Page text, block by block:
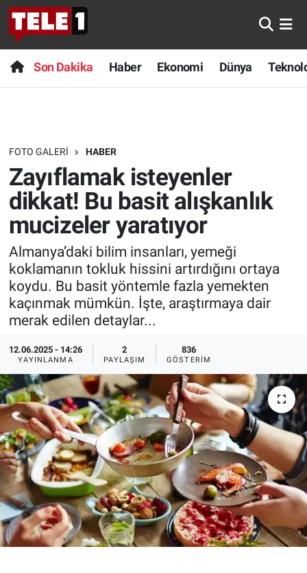
Son Dakika Haber Ekonomi Dünya
FOTO GALERI HABER
Zayıflamak isteyenler
dikkat! Bu basit alışkanlık
mucizeler yaratıyor
Almanya’daki bilim insanları, yemeği
koklamanın tokluk hissini artırdığını ortaya
koydu. Bu basit yöntemle fazla yemekten
kaçınmak mümkün. İşte, araştırmaya dair
merak edilen detaylar...
12.06.2025 - 14:26
YAYINLANMA
2
PAYLAŞIM
836
GÖSTERIM
Anında Manşet
Başka Sohbetler
Bilim turu
Bilim ve Teknoloji Evreni
Doğa Konuşuyor
Dünya
Ege Saati
Ege'den Esintiler
Eğlence
Ekonomi
Forum
Gerçeğin İzinde
Gün Başlıyor
Son Dakika
Haber
Dünya
Teknoloji
Sağlık
Spor
Yayın Akışı
Nöbetçi Eczaneler
Hava Durumu
Trafik Durumu
Süper Lig Puan Durumu ve Fikstür
Tüm Manşetler
Son Dakika Haberleri
Haber Arşivi